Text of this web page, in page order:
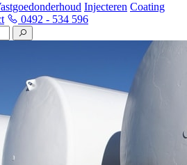
Injecteren Coating
0492 - 534 596